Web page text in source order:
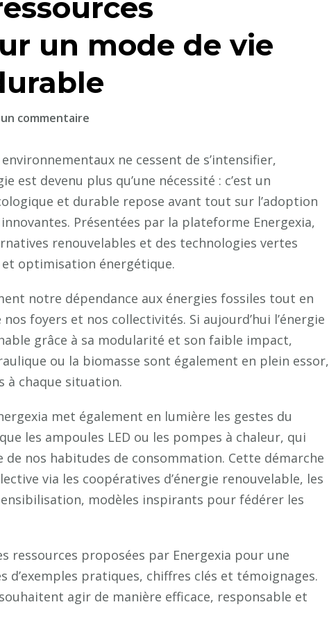
un mode de vie
commentaire
les
ressources
d’Energexia
pour
un
mode
de
écologique
et
durable
ne cessent de s’intensifier,
est devenu plus qu’une nécessité : c’est un
et durable repose avant tout sur l’adoption
Présentées par la plateforme Energexia,
renouvelables et des technologies vertes
et optimisation énergétique.
notre dépendance aux énergies fossiles tout en
foyers et nos collectivités. Si aujourd’hui l’énergie
grâce à sa modularité et son faible impact,
ou la biomasse sont également en plein essor,
à chaque situation.
met également en lumière les gestes du
les ampoules LED ou les pompes à chaleur, qui
nos habitudes de consommation. Cette démarche
via les coopératives d’énergie renouvelable, les
modèles inspirants pour fédérer les
ressources proposées par Energexia pour une
pratiques, chiffres clés et témoignages.
agir de manière efficace, responsable et